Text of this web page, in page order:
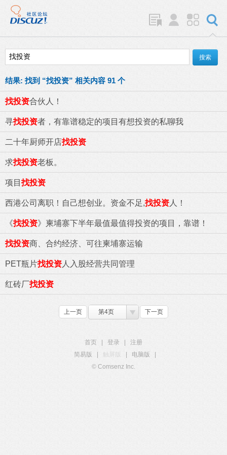
结果: 找到 “找投资” 相关内容 91 个
找投资合伙人！
寻找投资者，有靠谱稳定的项目有想投资的私聊我
二十年厨师开店找投资
求找投资老板。
项目 找投资
西港公司离职！自己想创业。资金不足,找投资 人！
《找投资》柬埔寨下半年最值最值得投资的项目，靠谱！
找投资商、合约经济、可往柬埔寨运输
PET瓶片找投资 人入股经营共同管理
红砖厂找投资
上一页 第4页 下一页
首页 登录
注册
简易版
触屏版 电脑版
© Comsenz Inc.